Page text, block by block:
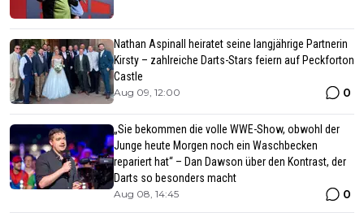
Nathan Aspinall heiratet seine langjährige Partnerin
Kirsty – zahlreiche Darts-Stars feiern auf Peckforton
Castle
Aug 09, 12:00 0
„Sie bekommen die volle WWE-Show, obwohl der
Junge heute Morgen noch ein Waschbecken
repariert hat“ – Dan Dawson über den Kontrast, der
Darts so besonders macht
Aug 08, 14:45 0